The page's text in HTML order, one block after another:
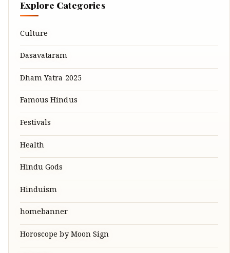
Explore Categories
Culture
Dasavataram
Dham Yatra 2025
Famous Hindus
Festivals
Health
Hindu Gods
Hinduism
homebanner
Horoscope by Moon Sign